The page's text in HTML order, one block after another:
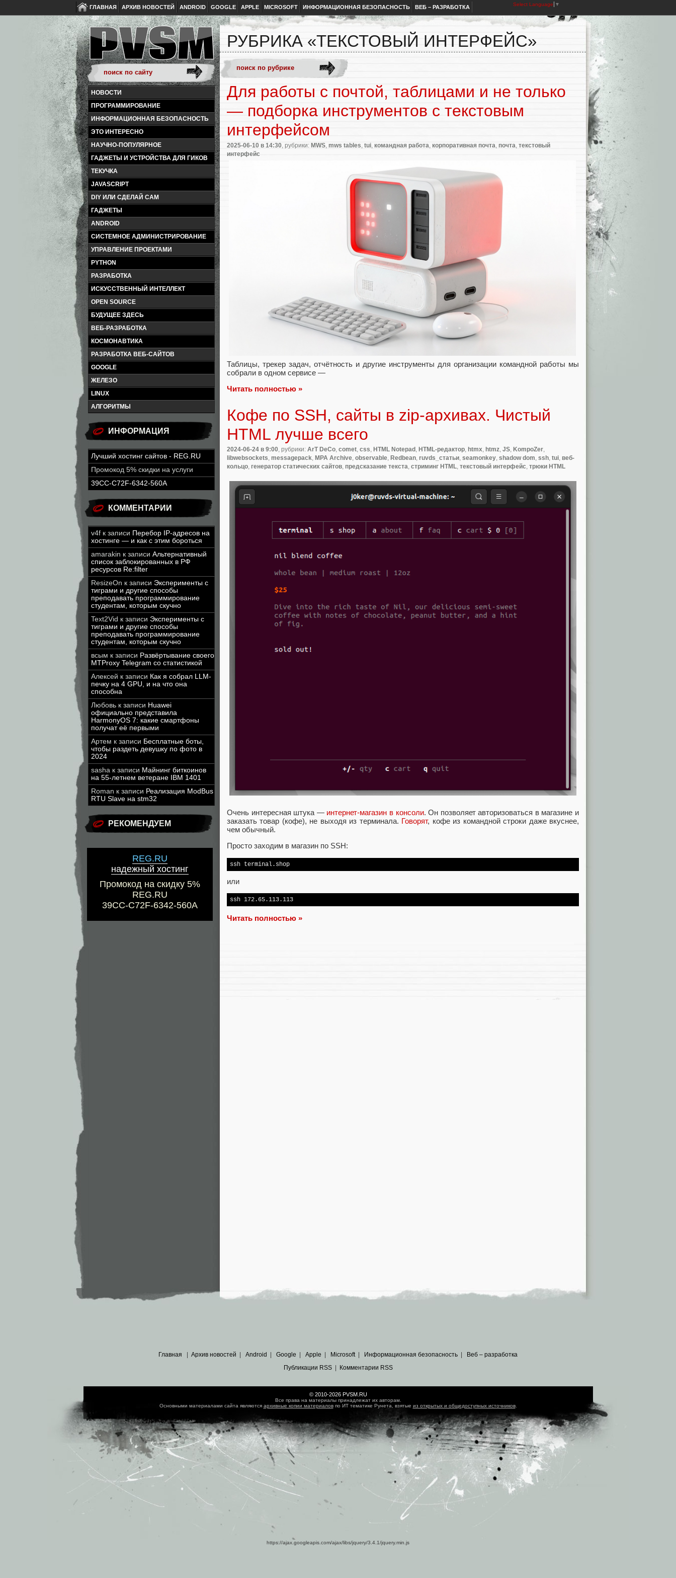
ГЛАВНАЯ АРХИВ НОВОСТЕЙ ANDROID GOOGLE APPLE MICROSOFT ИНФОРМАЦИОННАЯ БЕЗОПАСНОСТЬ ВЕБ – РАЗРАБОТКА Select Language ▼
НОВОСТИ
ПРОГРАММИРОВАНИЕ
ИНФОРМАЦИОННАЯ БЕЗОПАСНОСТЬ
ЭТО ИНТЕРЕСНО
НАУЧНО-ПОПУЛЯРНОЕ
ГАДЖЕТЫ И УСТРОЙСТВА ДЛЯ ГИКОВ
ТЕКУЧКА
JAVASCRIPT
DIY ИЛИ СДЕЛАЙ САМ
ГАДЖЕТЫ
ANDROID
СИСТЕМНОЕ АДМИНИСТРИРОВАНИЕ
УПРАВЛЕНИЕ ПРОЕКТАМИ
PYTHON
РАЗРАБОТКА
ИСКУССТВЕННЫЙ ИНТЕЛЛЕКТ
OPEN SOURCE
БУДУЩЕЕ ЗДЕСЬ
ВЕБ-РАЗРАБОТКА
КОСМОНАВТИКА
РАЗРАБОТКА ВЕБ-САЙТОВ
GOOGLE
ЖЕЛЕЗО
LINUX
АЛГОРИТМЫ
ИНФОРМАЦИЯ
Лучший хостинг сайтов - REG.RU
Промокод 5% скидки на услуги
39CC-C72F-6342-560A
КОММЕНТАРИИ
v4f к записи Перебор IP-адресов на
хостинге — и как с этим бороться
amarakin к записи Альтернативный
список заблокированных в РФ
ресурсов Re:filter
ResizeOn к записи Эксперименты с
тиграми и другие способы
преподавать программирование
студентам, которым скучно
Text2Vid к записи Эксперименты с
тиграми и другие способы
преподавать программирование
студентам, которым скучно
всым к записи Развёртывание своего
MTProxy Telegram со статистикой
Алексей к записи Как я собрал LLM-
печку на 4 GPU, и на что она
способна
Любовь к записи Huawei
официально представила
HarmonyOS 7: какие смартфоны
получат её первыми
Артем к записи Бесплатные боты,
чтобы раздеть девушку по фото в
2024
sasha к записи Майнинг биткоинов
на 55-летнем ветеране IBM 1401
Roman к записи Реализация ModBus
RTU Slave на stm32
РЕКОМЕНДУЕМ
REG.RU
надежный хостинг
Промокод на скидку 5%
REG.RU
39CC-C72F-6342-560A
РУБРИКА «ТЕКСТОВЫЙ ИНТЕРФЕЙС»
Для работы с почтой, таблицами и не только
— подборка инструментов с текстовым
интерфейсом
2025-06-10 в 14:30 , рубрики: MWS mws tables tui командная работа корпоративная почта почта текстовый
интерфейс
Таблицы, трекер задач, отчётность и другие инструменты для организации командной работы мы
собрали в одном сервисе —
Читать полностью »
Кофе по SSH, сайты в zip-архивах. Чистый
HTML лучше всего
2024-06-24 в 9:00, рубрики: ArT DeCo, comet, css, HTML Notepad , HTML-редактор, htmx, htmz, JS, KompoZer,
libwebsockets, messagepack, MPA Archive, observable, Redbean, ruvds_статьи, seamonkey, shadow dom, ssh, tui, веб-
кольцо, генератор статических сайтов, предсказание текста, стриминг HTML, текстовый интерфейс, трюки HTML
Очень интересная штука — интернет-магазин в консоли. Он позволяет авторизоваться в магазине и
заказать товар (кофе), не выходя из терминала. Говорят, кофе из командной строки даже вкуснее,
чем обычный.
Просто заходим в магазин по SSH:
ssh terminal.shop
или
ssh 172.65.113.113
Читать полностью »
Главная Архив новостей Android Google Apple Microsoft| Информационная безопасность
Веб – разработка
Публикации RSS| Комментарии RSS
© 2010-2026 PVSM.RU
Все права на материалы принадлежат их авторам.
Основными материалами сайта являются архивные копии материаловпо ИТ тематике Рунета, взятые из открытых и общедоступных источников.
https://ajax.googleapis.com/ajax/libs/jquery/3.4.1/jquery.min.js